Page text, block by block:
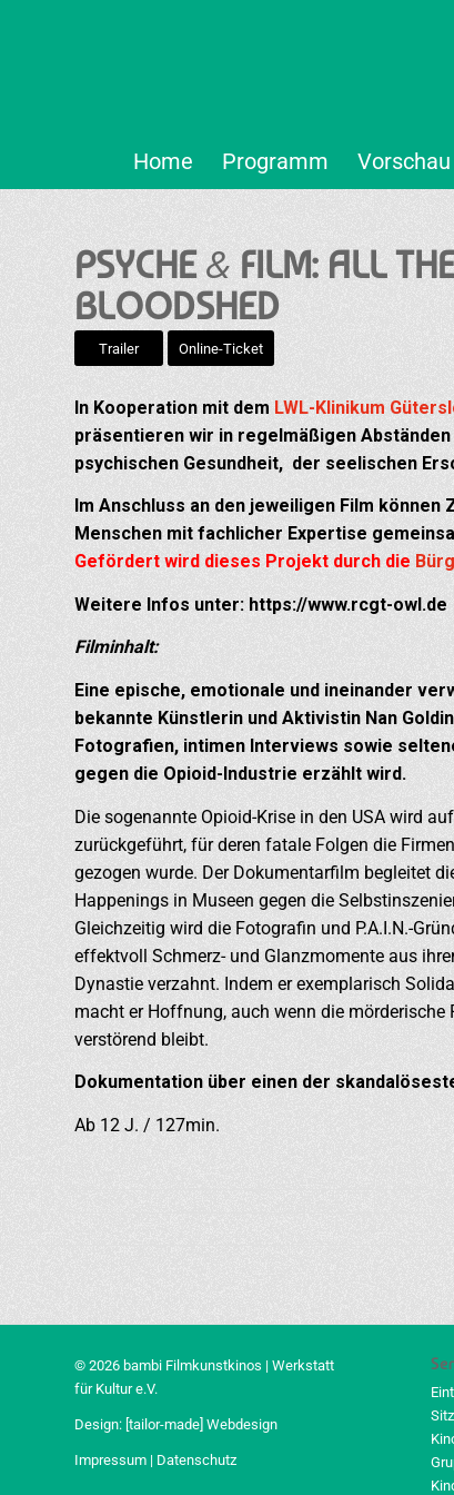
Home Programm Vorschau
PSYCHE & FILM: ALL
BLOODSHED
Trailer Online-Ticket
In Kooperation mit dem LWL-Klinikum
präsentieren wir in regelmäßigen
psychischen Gesundheit, der seelischen
Im Anschluss an den jeweiligen Film
Menschen mit fachlicher Expertise
Gefördert wird dieses Projekt durch die
Weitere Infos unter: https://www.rcgt-owl.de
Filminhalt:
Eine epische, emotionale und ineinander
bekannte Künstlerin und Aktivistin Nan
Fotografien, intimen Interviews sowie
gegen die Opioid-Industrie erzählt wird.
Die sogenannte Opioid-Krise in den USA wird
zurückgeführt, für deren fatale Folgen die
gezogen wurde. Der Dokumentarfilm begleitet
Happenings in Museen gegen die
Gleichzeitig wird die Fotografin und P.A.I.N.-
effektvoll Schmerz- und Glanzmomente aus
Dynastie verzahnt. Indem er exemplarisch
macht er Hoffnung, auch wenn die
verstörend bleibt.
Dokumentation über einen der
Ab 12 J. / 127min.
© 2026 bambi Filmkunstkinos | Werkstatt
für Kultur e.V.
Design: [tailor-made] Webdesign
Impressum | Datenschutz